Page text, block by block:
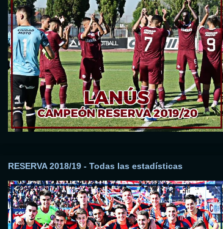
RESERVA 2018/19 - Todas las estadísticas